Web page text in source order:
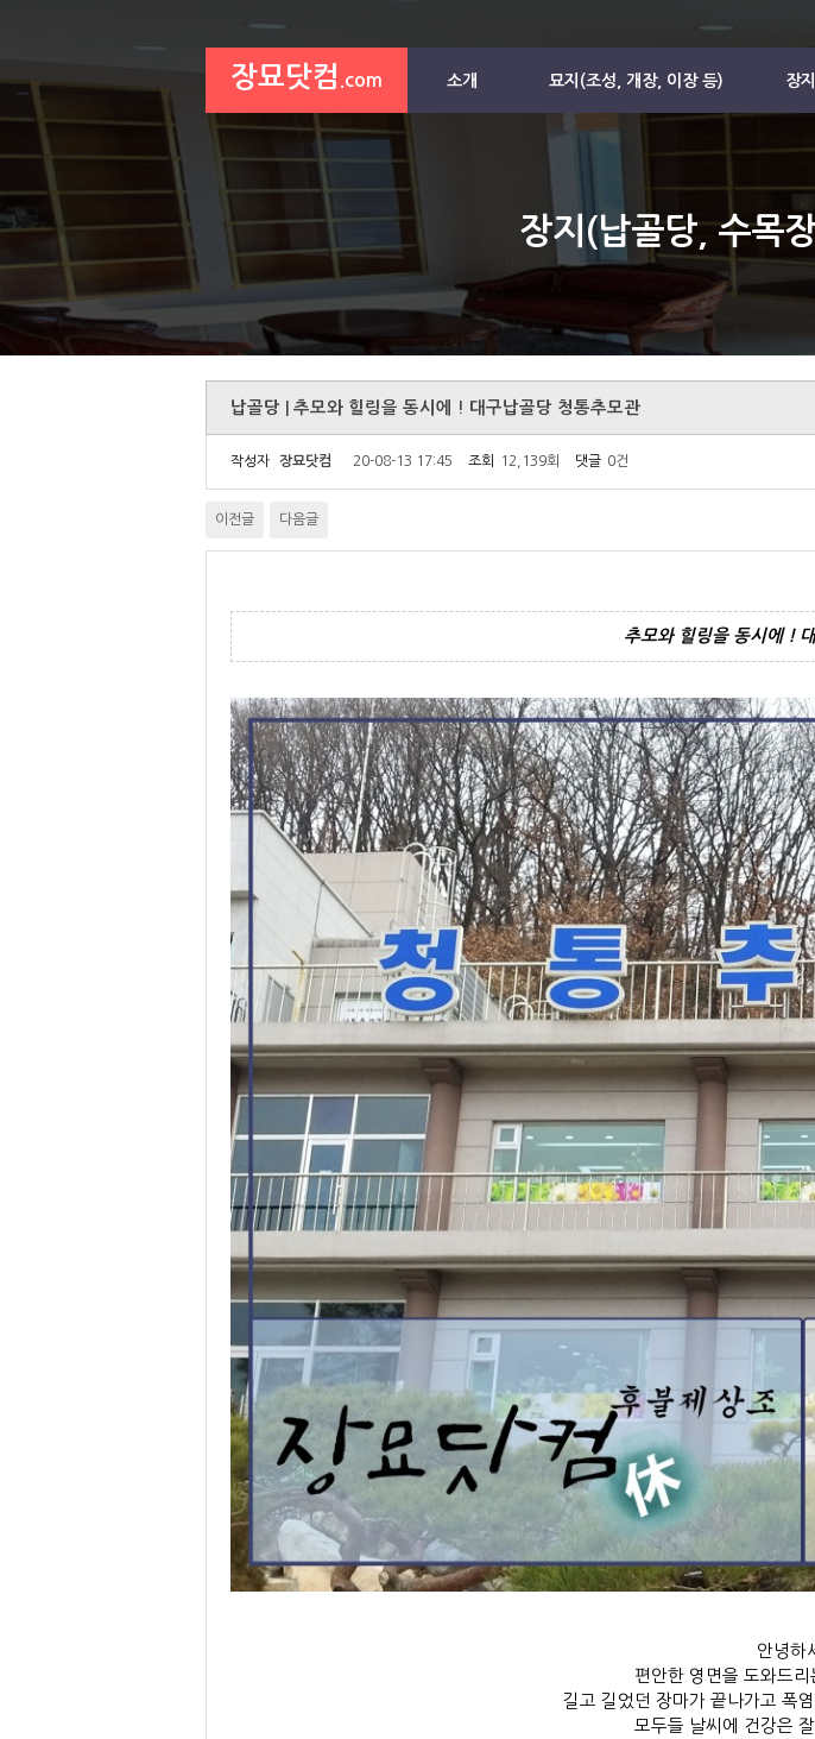
장묘닷컴 .com 소개 묘지(조성, 개장, 이장 등) 장
장지(납골당, 수목
납골당 | 추모와 힐링을 동시에 ! 대구납골당 청통추모관
작성자 장묘닷컴 20-08-13 17:45 조회 12,139회 댓글 0건
이전글 다음글
추모와 힐링을 동시에 !
안녕하
편안한 영면을 도와드
길고 길었던 장마가 끝나가고 폭
모두들 날씨에 건강은